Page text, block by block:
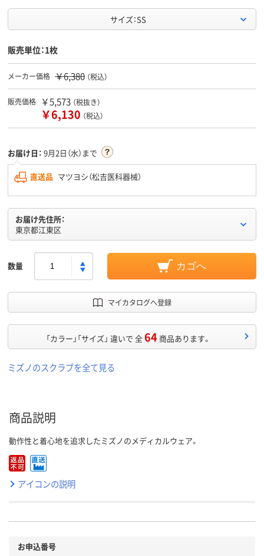
サイズ：SS
販売単位：1枚
メーカー価格 ￥6,380 （税込）
販売価格 ￥5,573 （税抜き）
￥6,130 （税込）
お届け日： 9月2日（水）まで
直送品 マツヨシ（松吉医科器械）
お届け先住所：
東京都江東区
数量 カゴへ
マイカタログへ登録
「カラー」「サイズ」 違いで 全64 商品あります。
ミズノのスクラブを全て見る
商品説明
動作性と着心地を追求したミズノのメディカルウェア。
アイコンの説明
お申込番号